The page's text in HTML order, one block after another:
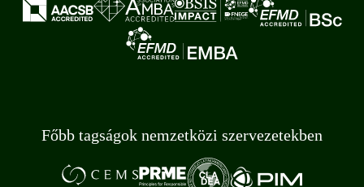
Főbb tagságok nemzetközi szervezetekben